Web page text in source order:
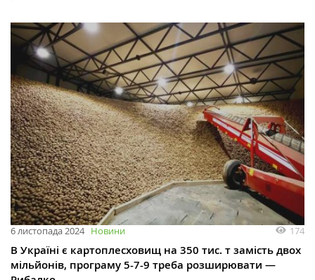
6 листопада 2024 Новини 174
В Україні є картоплесховищ на 350 тис. т замість двох
мільйонів, програму 5-7-9 треба розширювати —